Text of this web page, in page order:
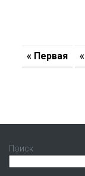
« Первая «
Поиск